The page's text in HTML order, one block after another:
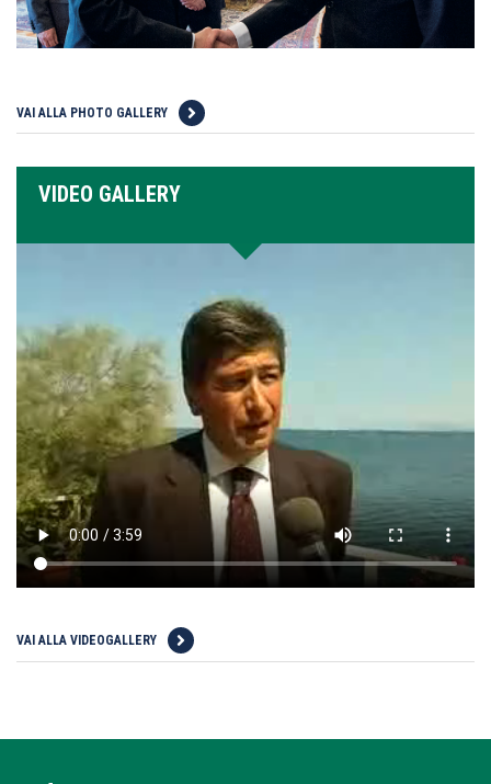
VAI ALLA PHOTO GALLERY
VIDEO GALLERY
VAI ALLA VIDEOGALLERY